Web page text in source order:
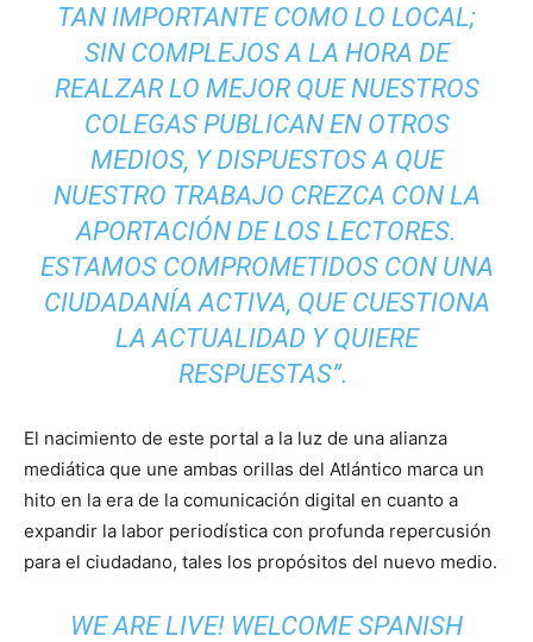
TAN IMPORTANTE COMO LO LOCAL;
SIN COMPLEJOS A LA HORA DE
REALZAR LO MEJOR QUE NUESTROS
COLEGAS PUBLICAN EN OTROS
MEDIOS, Y DISPUESTOS A QUE
NUESTRO TRABAJO CREZCA CON LA
APORTACIÓN DE LOS LECTORES.
ESTAMOS COMPROMETIDOS CON UNA
CIUDADANÍA ACTIVA, QUE CUESTIONA
LA ACTUALIDAD Y QUIERE
RESPUESTAS”.
El nacimiento de este portal a la luz de una alianza
mediática que une ambas orillas del Atlántico marca un
hito en la era de la comunicación digital en cuanto a
expandir la labor periodística con profunda repercusión
para el ciudadano, tales los propósitos del nuevo medio.
WE ARE LIVE! WELCOME SPANISH